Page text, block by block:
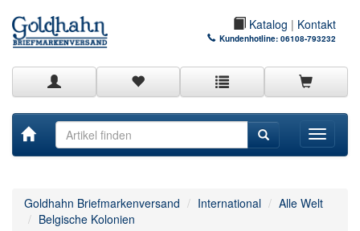
Katalog | Kontakt
Kundenhotline: 06108-793232
Toggle
Goldhahn Briefmarkenversand International
Alle Welt
Belgische Kolonien